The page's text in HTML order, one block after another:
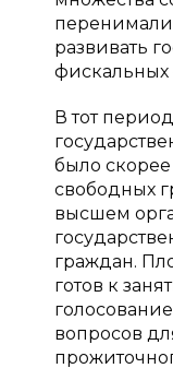
перенимали
развивать
фискальных
В тот
было
свободных
высшем
граждан.
готов к
вопросов